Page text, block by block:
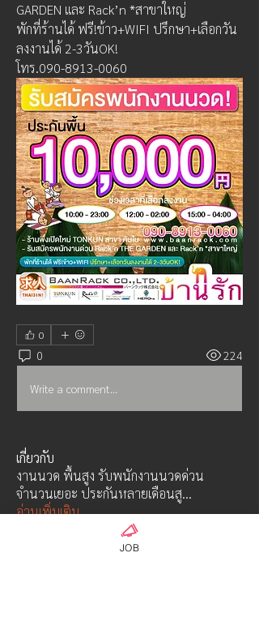
GARDEN และ Rack’n *สาขาใหญ่
พักที่ร้านได้ ฟรี!ข้าว+WIFI ปรึกษา+เลือกวัน
ลงงานได้ 2-3วันOK!
โทร.090-8913-0060
0
0 224
Write a comment...
เกี่ยวกับ
งานนวด พื้นสูง รับพนักงานนวดด่วน
จำนวนเยอะ ประกันหลายเดือนสู...
อ่านเพิ่มเติม
JOB